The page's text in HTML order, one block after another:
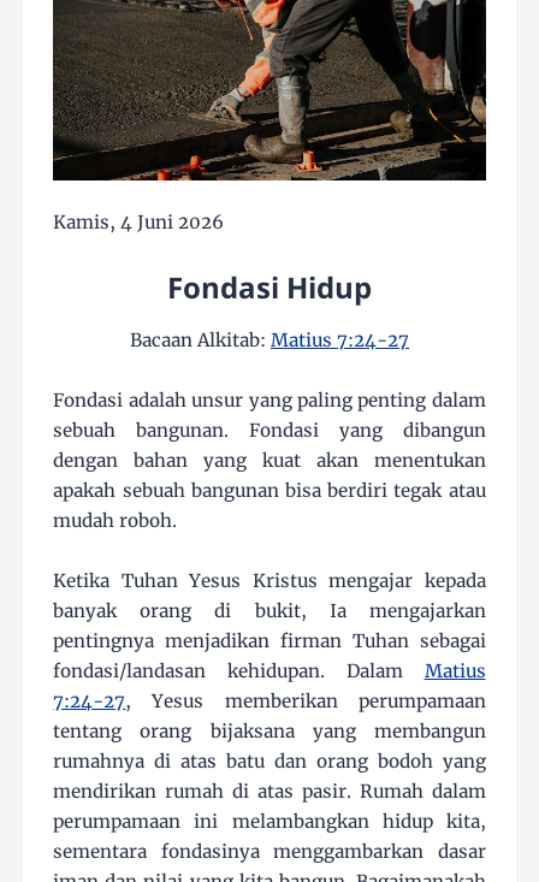
Kamis, 4 Juni 2026
Fondasi Hidup
Bacaan Alkitab: Matius 7:24-27
Fondasi adalah unsur yang paling penting dalam
sebuah bangunan. Fondasi yang dibangun
dengan bahan yang kuat akan menentukan
apakah sebuah bangunan bisa berdiri tegak atau
mudah roboh.
Ketika Tuhan Yesus Kristus mengajar kepada
banyak orang di bukit, Ia mengajarkan
pentingnya menjadikan firman Tuhan sebagai
fondasi/landasan kehidupan. Dalam Matius
7:24-27, Yesus memberikan perumpamaan
tentang orang bijaksana yang membangun
rumahnya di atas batu dan orang bodoh yang
mendirikan rumah di atas pasir. Rumah dalam
perumpamaan ini melambangkan hidup kita,
sementara fondasinya menggambarkan dasar